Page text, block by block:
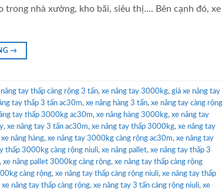
trong nhà xưởng, kho bãi, siêu thị…. Bên cạnh đó, xe
→
tay thấp càng rộng 3 tấn, xe nâng tay 3000kg, giá xe nâng tay
tay thấp 3 tấn ac30m, xe nâng hàng 3 tấn, xe nâng tay càng rộng
tay thấp 3000kg ac30m, xe nâng hàng 3000kg, xe nâng tay
, xe nâng tay 3 tấn ac30m, xe nâng tay thấp 3000kg, xe nâng tay
xe nâng hàng, xe nâng tay 3000kg càng rộng ac30m, xe nâng tay
thấp 3000kg càng rộng niuli, xe nâng pallet, xe nâng tay thấp 3
, xe nâng pallet 3000kg càng rộng, xe nâng tay thấp càng rộng
càng rộng, xe nâng tay thấp càng rộng niuli, xe nâng tay thấp
xe nâng tay thấp càng rộng, xe nâng tay 3 tấn càng rộng niuli, xe